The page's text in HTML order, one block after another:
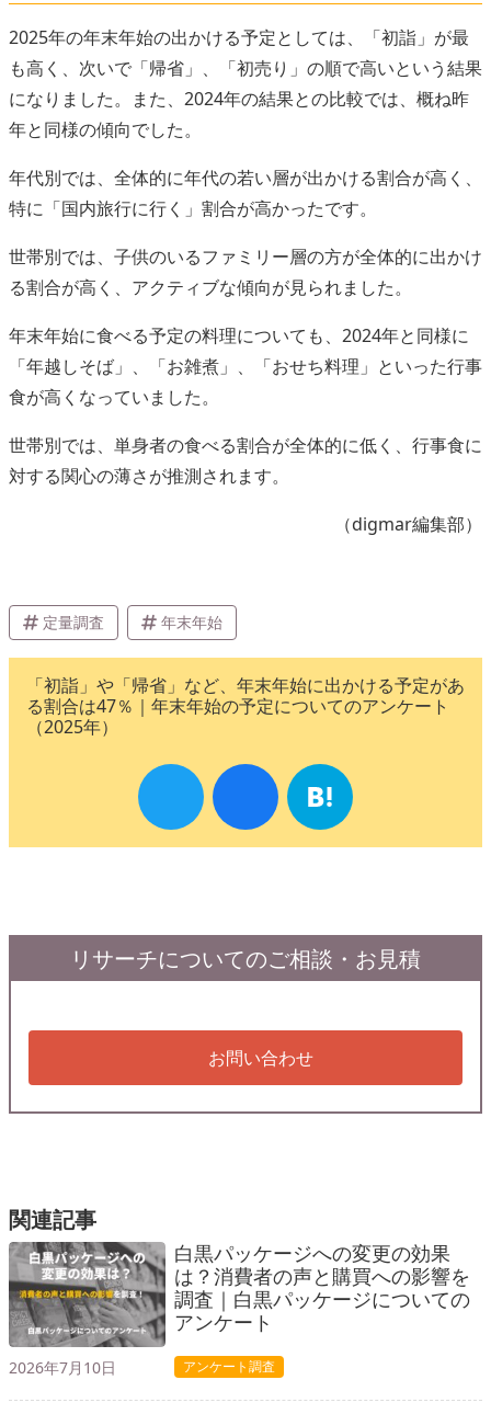
2025年の年末年始の出かける予定としては、「初詣」が最
も高く、次いで「帰省」、「初売り」の順で高いという結果
になりました。また、2024年の結果との比較では、概ね昨
年と同様の傾向でした。
年代別では、全体的に年代の若い層が出かける割合が高く、
特に「国内旅行に行く」割合が高かったです。
世帯別では、子供のいるファミリー層の方が全体的に出かけ
る割合が高く、アクティブな傾向が見られました。
年末年始に食べる予定の料理についても、2024年と同様に
「年越しそば」、「お雑煮」、「おせち料理」といった行事
食が高くなっていました。
世帯別では、単身者の食べる割合が全体的に低く、行事食に
対する関心の薄さが推測されます。
（digmar編集部）
定量調査 年末年始
「初詣」や「帰省」など、年末年始に出かける予定があ
る割合は47％｜年末年始の予定についてのアンケート
（2025年）
リサーチについてのご相談・お見積
お問い合わせ
関連記事
白黒パッケージへの変更の効果
は？消費者の声と購買への影響を
調査｜白黒パッケージについての
アンケート
2026年7月10日 アンケート調査